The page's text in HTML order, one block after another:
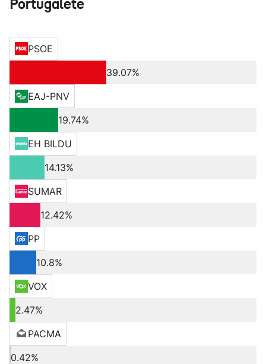
Portugalete
PSOE
39.07%
EAJ-PNV
19.74%
EH BILDU
14.13%
SUMAR
12.42%
PP
10.8%
VOX
2.47%
PACMA
0.42%